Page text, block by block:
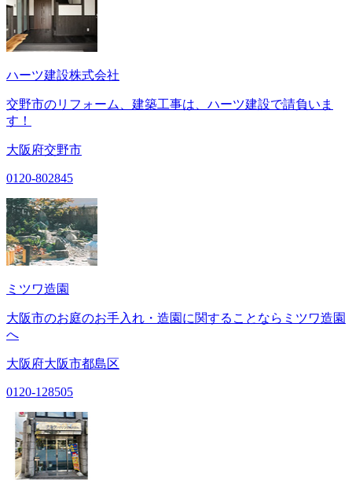
ハーツ建設株式会社
交野市のリフォーム、建築工事は、ハーツ建設で請負いま
す！
大阪府交野市
0120-802845
ミツワ造園
大阪市のお庭のお手入れ・造園に関することならミツワ造園
へ
大阪府大阪市都島区
0120-128505